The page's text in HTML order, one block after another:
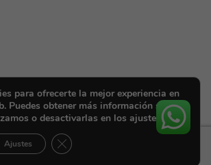
para ofrecerte la mejor experiencia en
Puedes obtener más información sobre
o desactivarlas en los ajustes.
Ajustes Cerrar el banner de cookies RGPD